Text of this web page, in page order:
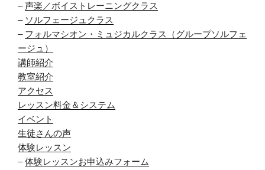
–声楽／ボイストレーニングクラス
– ソルフェージュクラス
– フォルマシオン・ミュジカルクラス（グループソルフェ
ージュ）
講師紹介
教室紹介
アクセス
レッスン料金＆システム
イベント
生徒さんの声
体験レッスン
–体験レッスンお申込みフォーム